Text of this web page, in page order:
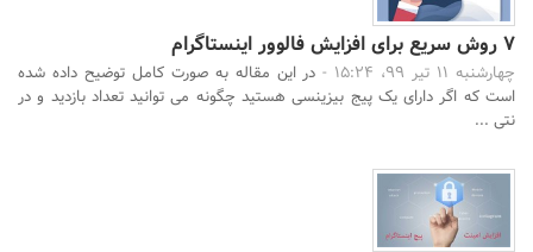
7 روش سریع برای افزایش فالوور اینستاگرام
چهارشنبه 11 تیر 99، 15:24 -
در این مقاله به صورت کامل توضیح داده شده
است که اگر دارای یک پیج بیزینسی هستید چگونه می توانید تعداد بازدید و در
نتی ...